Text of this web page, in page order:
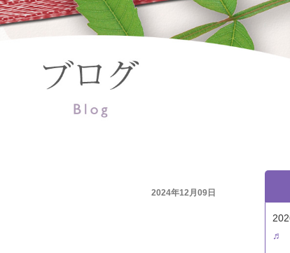
2024年12月09日
♬